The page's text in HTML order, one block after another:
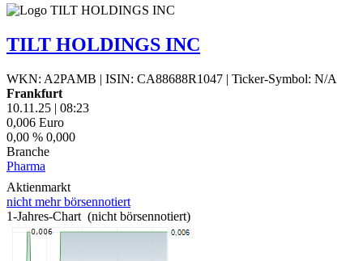
TILT HOLDINGS INC
WKN: A2PAMB | ISIN: CA88688R1047 | Ticker-Symbol: N/A
Frankfurt
10.11.25 | 08:23
0,006 Euro
0,00 % 0,000
Branche
Pharma
Aktienmarkt
nicht mehr börsennotiert
1-Jahres-Chart (nicht börsennotiert)